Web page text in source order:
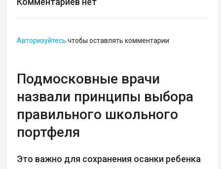
Авторизуйтесь чтобы оставлять комментарии
Подмосковные врачи
назвали принципы выбора
правильного школьного
портфеля
Это важно для сохранения осанки ребенка